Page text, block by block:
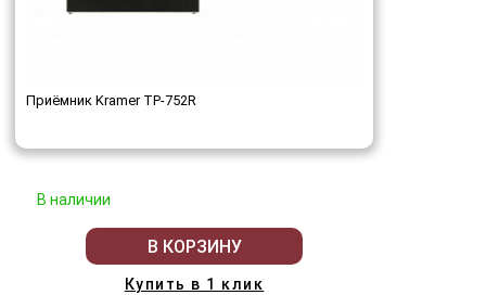
Приёмник Kramer TP-752R
В наличии
В КОРЗИНУ
Купить в 1 клик